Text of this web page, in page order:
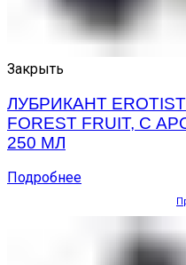
Закрыть
ЛУБРИКАНТ
FOREST FRUIT, С
250 МЛ
Подробнее